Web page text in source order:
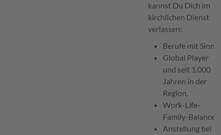
kannst Du Dich im
kirchlichen Dienst
verlassen:
Berufe mit Sinn,
Global Player
und seit 1.000
Jahren in der
Region,
Work-Life-
Family-Balance,
Anstellung bei